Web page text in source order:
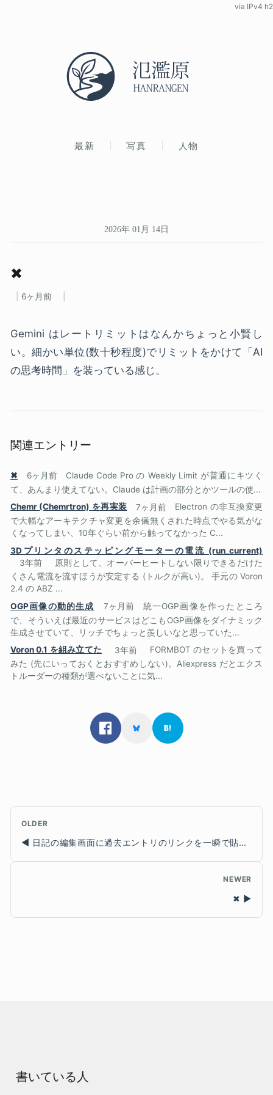
最新 写真 人物
via IPv4 h2
2026年 01月 14日
✖
6ヶ月前
Gemini はレートリミットはなんかちょっと小賢し
い。細かい単位(数十秒程度)でリミットをかけて「AI
の思考時間」を装っている感じ。
関連エントリー
✖ 6ヶ月前
Claude Code Pro の Weekly Limit が普通にキツく
て、あんまり使えてない。Claude は計画の部分とかツールの使...
Chemr (Chemrtron) を再実装
7ヶ月前
Electron の非互換変更
で大幅なアーキテクチャ変更を余儀無くされた時点でやる気がな
くなってしまい、10年ぐらい前から触ってなかった C...
3Dプリンタのステッピングモーターの電流 (run_current)
3年前
原則として、オーバーヒートしない限りできるだけた
くさん電流を流すほうが安定する (トルクが高い)。 手元の Voron
2.4 の ABZ ...
OGP画像の動的生成
7ヶ月前
統一OGP画像を作ったところ
で、そういえば最近のサービスはどこもOGP画像をダイナミック
生成させていて、リッチでちょっと羨しいなと思っていた...
Voron 0.1 を組み立てた
3年前
FORMBOT のセットを買って
みた (先にいっておくとおすすめしない)。Aliexpress だとエクス
トルーダーの種類が選べないことに気...
OLDER
日記の編集画面に過去エントリのリンクを一瞬で貼れる機能をつけた
NEWER
✖
書いている人